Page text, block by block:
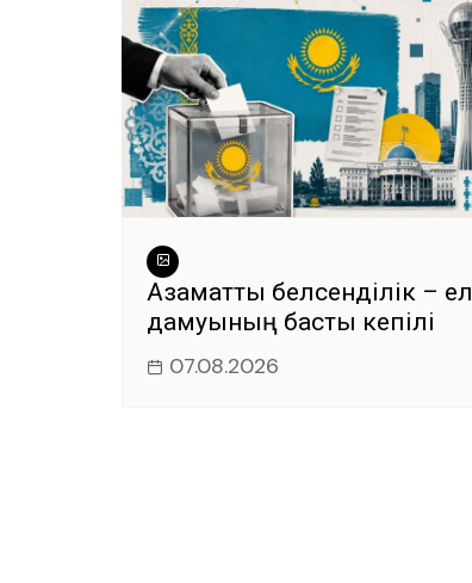
Азаматтық белсенділік – ел
дамуының басты кепілі
07.08.2026